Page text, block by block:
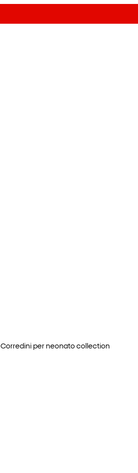
Corredini per neonatocollection